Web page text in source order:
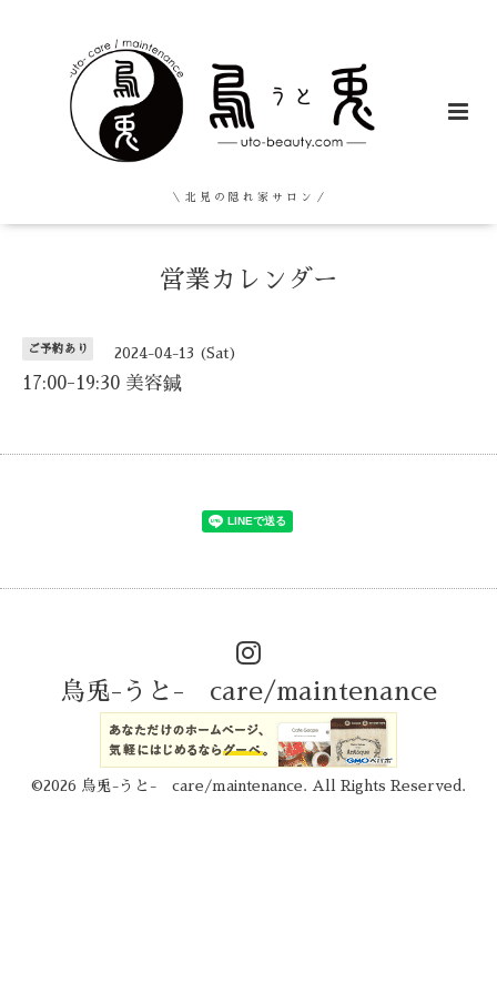
＼ 北 見 の 隠 れ 家 サ ロ ン ／
営業カレンダー
ご予約あり 2024-04-13 (Sat)
17:00-19:30 美容鍼
烏兎-うと- care/maintenance
©2026 烏兎-うと- care/maintenance . All Rights Reserved.